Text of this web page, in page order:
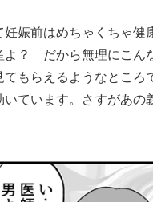
妊娠前はめちゃくちゃ
よ？ だから無理にこん
てもらえるようなとこ
ています。さすがあの